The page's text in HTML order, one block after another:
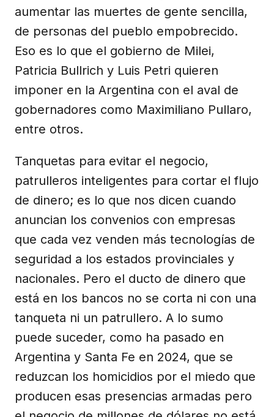
aumentar las muertes de gente sencilla,
de personas del pueblo empobrecido.
Eso es lo que el gobierno de Milei,
Patricia Bullrich y Luis Petri quieren
imponer en la Argentina con el aval de
gobernadores como Maximiliano Pullaro,
entre otros.
Tanquetas para evitar el negocio,
patrulleros inteligentes para cortar el flujo
de dinero; es lo que nos dicen cuando
anuncian los convenios con empresas
que cada vez venden más tecnologías de
seguridad a los estados provinciales y
nacionales. Pero el ducto de dinero que
está en los bancos no se corta ni con una
tanqueta ni un patrullero. A lo sumo
puede suceder, como ha pasado en
Argentina y Santa Fe en 2024, que se
reduzcan los homicidios por el miedo que
producen esas presencias armadas pero